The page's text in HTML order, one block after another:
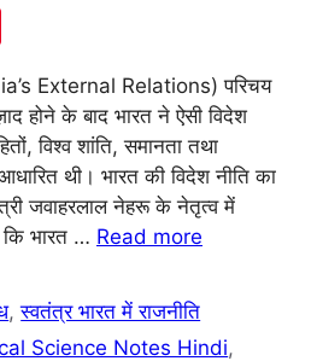
er
e
st
External Relations) परिचय
होने के बाद भारत ने ऐसी विदेश
विश्व शांति, समानता तथा
थी। भारत की विदेश नीति का
जवाहरलाल नेहरू के नेतृत्व में
भारत … Read more
,स्वतंत्र भारत में राजनीति
Science Notes Hindi,